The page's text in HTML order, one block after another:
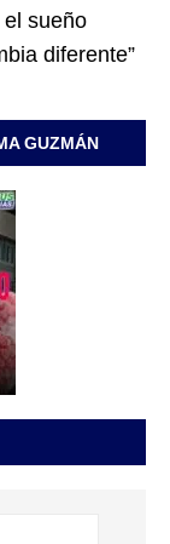
sueño
diferente”
GUZMÁN